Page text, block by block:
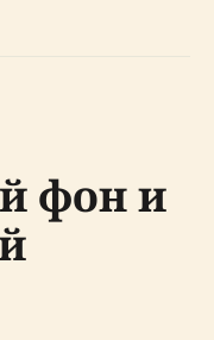
фон и